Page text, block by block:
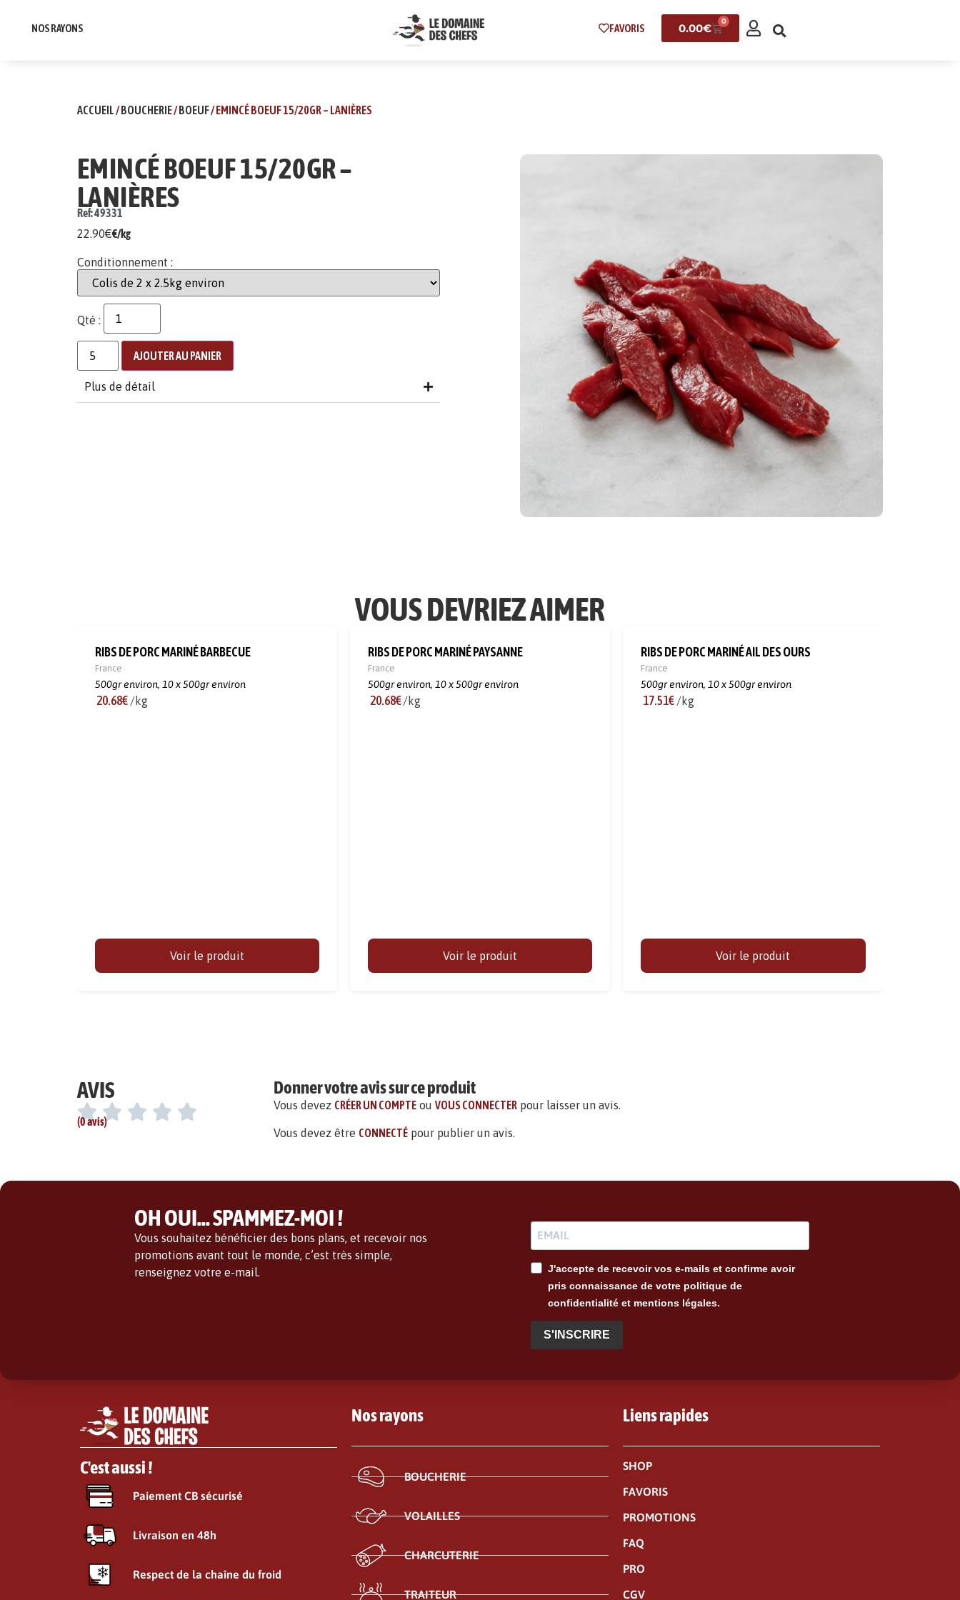
NOS RAYONS FAVORIS 0.00€
0
ACCUEIL/BOUCHERIE/BOEUF/ EMINCÉ BOEUF 15/20GR – LANIÈRES
EMINCÉ BOEUF 15/20GR –
LANIÈRES
Ref: 49331
22.90€€/kg
Conditionnement :
Qté :
AJOUTER AU PANIER
Plus de détail
VOUS DEVRIEZ AIMER
RIBS DE PORC MARINÉ BARBECUE
France
500gr environ, 10 x 500gr environ
20.68€ /kg
Voir le produit
RIBS DE PORC MARINÉ PAYSANNE
France
500gr environ, 10 x 500gr environ
20.68€/kg
Voir le produit
RIBS DE PORC MARINÉ AIL DES OURS
France
500gr environ, 10 x 500gr environ
17.51€ /kg
Voir le produit
AVIS
(0 avis)
Donner votre avis sur ce produit
Vous devez CRÉER UN COMPTEou VOUS CONNECTERpour laisser un avis.
Vous devez être CONNECTÉpour publier un avis.
OH OUI... SPAMMEZ-MOI !
Vous souhaitez bénéficier des bons plans, et recevoir nos
promotions avant tout le monde, c’est très simple,
renseignez votre e-mail.
J'accepte de recevoir vos e-mails et confirme avoir
pris connaissance de votre politique de
confidentialité et mentions légales.
S'INSCRIRE
C'est aussi !
Paiement CB sécurisé
Livraison en 48h
Respect de la chaîne du froid
Nos rayons
BOUCHERIE
VOLAILLES
CHARCUTERIE
TRAITEUR
Liens rapides
SHOP
FAVORIS
PROMOTIONS
FAQ
PRO
CGV